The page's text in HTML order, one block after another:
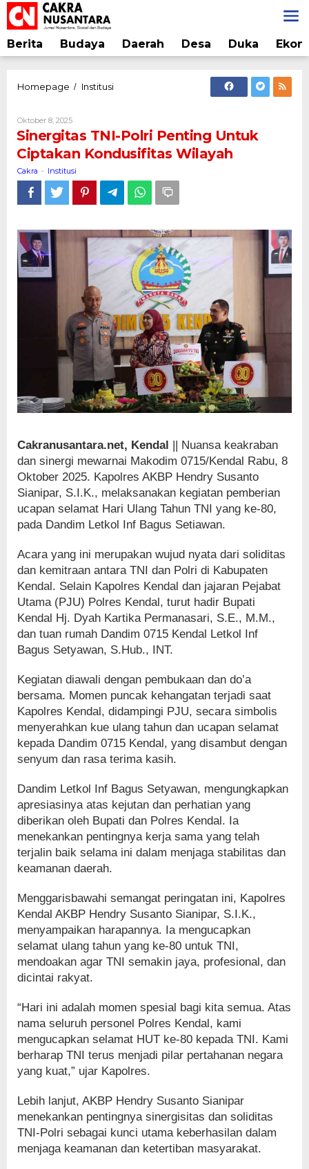
Lewati
ke
konten
Berita Budaya Daerah Desa Duka
Homepage / InstitusiSinergitas
Untuk
Ciptakan
Wilayah
Oktober 8, 2025Oleh
Cakra
Sinergitas TNI-Polri Penting Untuk
Ciptakan Kondusifitas Wilayah
Cakra - Institusi
Cakranusantara.net, Kendal
|| Nuansa keakraban
dan sinergi mewarnai Makodim 0715/Kendal Rabu, 8
Oktober 2025. Kapolres AKBP Hendry Susanto
Sianipar, S.I.K., melaksanakan kegiatan pemberian
ucapan selamat Hari Ulang Tahun TNI yang ke-80,
pada Dandim Letkol Inf Bagus Setiawan.
Acara yang ini merupakan wujud nyata dari soliditas
dan kemitraan antara TNI dan Polri di Kabupaten
Kendal. Selain Kapolres Kendal dan jajaran Pejabat
Utama (PJU) Polres Kendal, turut hadir Bupati
Kendal Hj. Dyah Kartika Permanasari, S.E., M.M.,
dan tuan rumah Dandim 0715 Kendal Letkol Inf
Bagus Setyawan, S.Hub., INT.
Kegiatan diawali dengan pembukaan dan do’a
bersama. Momen puncak kehangatan terjadi saat
Kapolres Kendal, didampingi PJU, secara simbolis
menyerahkan kue ulang tahun dan ucapan selamat
kepada Dandim 0715 Kendal, yang disambut dengan
senyum dan rasa terima kasih.
Dandim Letkol Inf Bagus Setyawan, mengungkapkan
apresiasinya atas kejutan dan perhatian yang
diberikan oleh Bupati dan Polres Kendal. Ia
menekankan pentingnya kerja sama yang telah
terjalin baik selama ini dalam menjaga stabilitas dan
keamanan daerah.
Menggarisbawahi semangat peringatan ini, Kapolres
Kendal AKBP Hendry Susanto Sianipar, S.I.K.,
menyampaikan harapannya. Ia mengucapkan
selamat ulang tahun yang ke-80 untuk TNI,
mendoakan agar TNI semakin jaya, profesional, dan
dicintai rakyat.
“Hari ini adalah momen spesial bagi kita semua. Atas
nama seluruh personel Polres Kendal, kami
mengucapkan selamat HUT ke-80 kepada TNI. Kami
berharap TNI terus menjadi pilar pertahanan negara
yang kuat,” ujar Kapolres.
Lebih lanjut, AKBP Hendry Susanto Sianipar
menekankan pentingnya sinergisitas dan soliditas
TNI-Polri sebagai kunci utama keberhasilan dalam
menjaga keamanan dan ketertiban masyarakat.